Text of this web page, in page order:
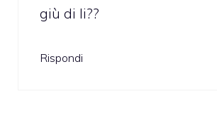
giù di li??
Rispondi